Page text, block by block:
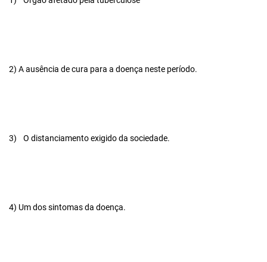
2) A ausência de cura para a doença neste período.
3) O distanciamento exigido da sociedade.
4) Um dos sintomas da doença.